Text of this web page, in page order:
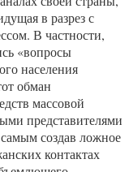
в разрез с
В частности,
«вопросы
населения
обман
массовой
представителями
создав ложное
контактах